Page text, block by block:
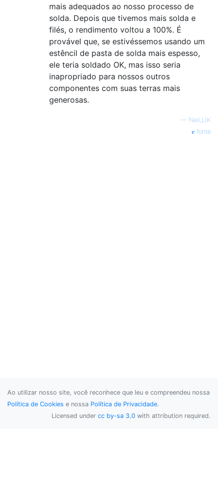
mais adequados ao nosso processo de
solda. Depois que tivemos mais solda e
filés, o rendimento voltou a 100%. É
provável que, se estivéssemos usando um
estêncil de pasta de solda mais espesso,
ele teria soldado OK, mas isso seria
inapropriado para nossos outros
componentes com suas terras mais
generosas.
— Neil_UK
fonte
Ao utilizar nosso site, você reconhece que leu e compreendeu nossa
Política de Cookies e nossa Política de Privacidade.
Licensed under cc by-sa 3.0 with attribution required.